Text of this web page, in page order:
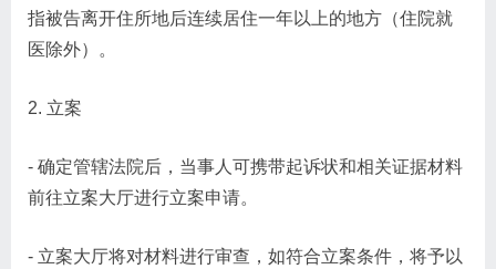
指被告离开住所地后连续居住一年以上的地方（住院就
医除外）。
2. 立案
- 确定管辖法院后，当事人可携带起诉状和相关证据材料
前往立案大厅进行立案申请。
- 立案大厅将对材料进行审查，如符合立案条件，将予以